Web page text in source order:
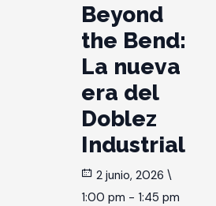
Beyond
the Bend:
La nueva
era del
Doblez
Industrial
2 junio, 2026 \
1:00 pm - 1:45 pm